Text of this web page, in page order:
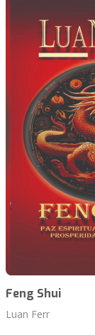
Feng Shui
Luan Ferr